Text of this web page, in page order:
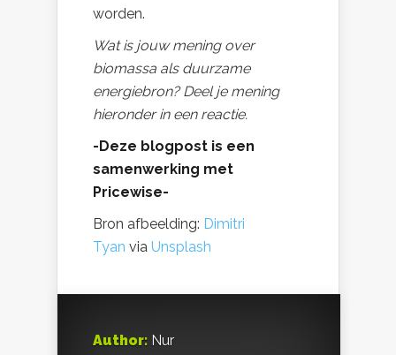
worden.
Wat is jouw mening over
biomassa als duurzame
energiebron? Deel je mening
hieronder in een reactie.
-Deze blogpost is een
samenwerking met
Pricewise-
Bron afbeelding: Dimitri
Tyan via Unsplash
Author: Nur